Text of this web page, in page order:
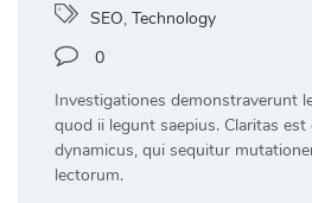
SEO, Technology
0
Investigationes demonstraverunt
quod ii legunt saepius. Claritas
dynamicus, qui sequitur
lectorum.